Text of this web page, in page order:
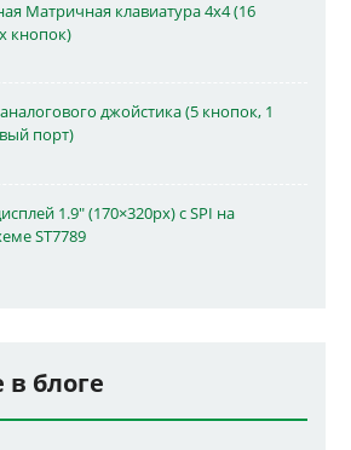
Матричная клавиатура 4x4 (16
кнопок)
джойстика (5 кнопок, 1
порт)
1.9" (170×320px) с SPI на
ST7789
блоге